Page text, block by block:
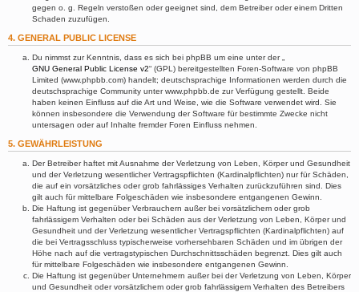
gegen o. g. Regeln verstoßen oder geeignet sind, dem Betreiber oder einem Dritten
Schaden zuzufügen.
4. GENERAL PUBLIC LICENSE
Du nimmst zur Kenntnis, dass es sich bei phpBB um eine unter der „
GNU General Public License v2“ (GPL) bereitgestellten Foren-Software von phpBB
Limited (www.phpbb.com) handelt; deutschsprachige Informationen werden durch die
deutschsprachige Community unter www.phpbb.de zur Verfügung gestellt. Beide
haben keinen Einfluss auf die Art und Weise, wie die Software verwendet wird. Sie
können insbesondere die Verwendung der Software für bestimmte Zwecke nicht
untersagen oder auf Inhalte fremder Foren Einfluss nehmen.
5. GEWÄHRLEISTUNG
Der Betreiber haftet mit Ausnahme der Verletzung von Leben, Körper und Gesundheit
und der Verletzung wesentlicher Vertragspflichten (Kardinalpflichten) nur für Schäden,
die auf ein vorsätzliches oder grob fahrlässiges Verhalten zurückzuführen sind. Dies
gilt auch für mittelbare Folgeschäden wie insbesondere entgangenen Gewinn.
Die Haftung ist gegenüber Verbrauchern außer bei vorsätzlichem oder grob
fahrlässigem Verhalten oder bei Schäden aus der Verletzung von Leben, Körper und
Gesundheit und der Verletzung wesentlicher Vertragspflichten (Kardinalpflichten) auf
die bei Vertragsschluss typischerweise vorhersehbaren Schäden und im übrigen der
Höhe nach auf die vertragstypischen Durchschnittsschäden begrenzt. Dies gilt auch
für mittelbare Folgeschäden wie insbesondere entgangenen Gewinn.
Die Haftung ist gegenüber Unternehmern außer bei der Verletzung von Leben, Körper
und Gesundheit oder vorsätzlichem oder grob fahrlässigem Verhalten des Betreibers